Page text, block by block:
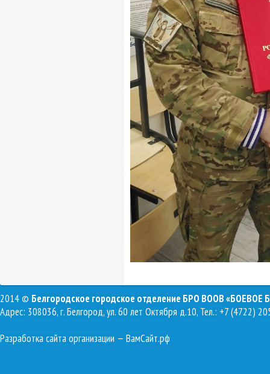
2014 © Белгородское городское отделение БРО ВООВ «БОЕВОЕ
Адрес: 308036, г. Белгород, ул. 60 лет Октября д.10, Тел.: +7 (4722)
Разработка сайта организации — ВамСайт.рф